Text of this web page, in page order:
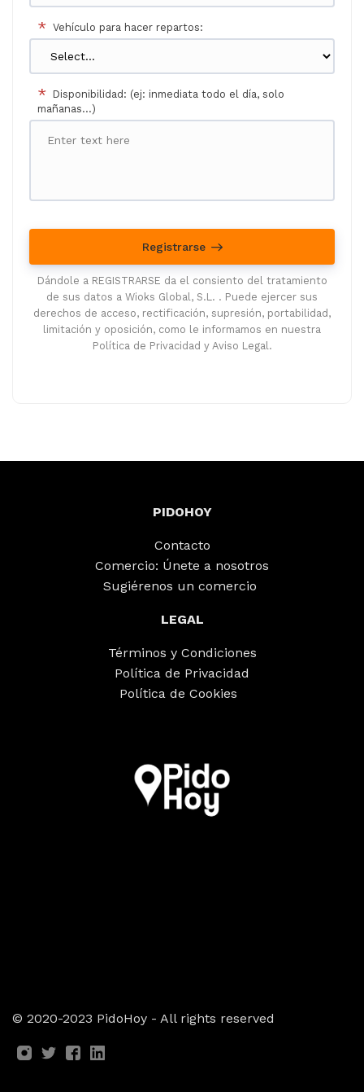
* Vehículo para hacer repartos:
* Disponibilidad: (ej: inmediata todo el día, solo
mañanas...)
Registrarse
Dándole a REGISTRARSE da el consiento del tratamiento
de sus datos a Wioks Global, S.L. . Puede ejercer sus
derechos de acceso, rectificación, supresión, portabilidad,
limitación y oposición, como le informamos en nuestra
Política de Privacidad y Aviso Legal.
PIDOHOY
Contacto
Comercio: Únete a nosotros
Sugiérenos un comercio
LEGAL
Términos y Condiciones
Política de Privacidad
Política de Cookies
© 2020-2023 PidoHoy - All rights reserved